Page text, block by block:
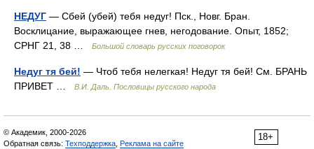
НЕДУГ — Сбей (убей) тебя недуг! Пск., Новг. Бран.
Восклицание, выражающее гнев, негодование. Опыт, 1852;
СРНГ 21, 38 …
Большой словарь русских поговорок
Недуг тя бей! — Чтоб тебя нелегкая! Недуг тя бей! См. БРАНЬ
ПРИВЕТ …
В.И. Даль. Пословицы русского народа
18+
© Академик, 2000-2026
Обратная связь: Техподдержка Реклама на сайте